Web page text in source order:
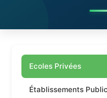
Ecoles Privées
Établissements